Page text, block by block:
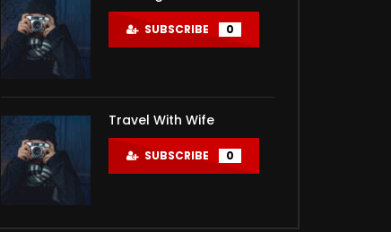
SUBSCRIBE 0
Travel With Wife
SUBSCRIBE 0